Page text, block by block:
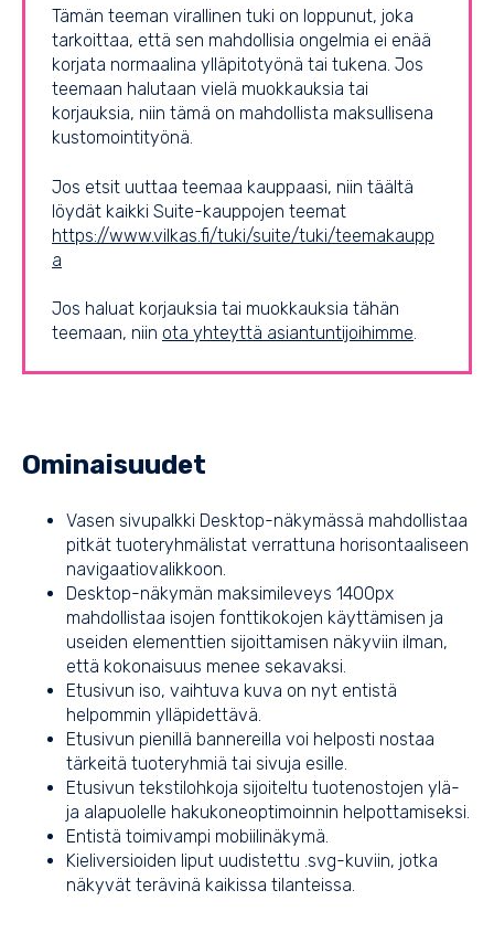
Tämän teeman virallinen tuki on loppunut, joka
tarkoittaa, että sen mahdollisia ongelmia ei enää
korjata normaalina ylläpitotyönä tai tukena. Jos
teemaan halutaan vielä muokkauksia tai
korjauksia, niin tämä on mahdollista maksullisena
kustomointityönä.
Jos etsit uuttaa teemaa kauppaasi, niin täältä
löydät kaikki Suite-kauppojen teemat
https://www.vilkas.fi/tuki/suite/tuki/teemakaupp
a
Jos haluat korjauksia tai muokkauksia tähän
teemaan, niin ota yhteyttä asiantuntijoihimme.
Ominaisuudet
Vasen sivupalkki Desktop-näkymässä mahdollistaa
pitkät tuoteryhmälistat verrattuna horisontaaliseen
navigaatiovalikkoon.
Desktop-näkymän maksimileveys 1400px
mahdollistaa isojen fonttikokojen käyttämisen ja
useiden elementtien sijoittamisen näkyviin ilman,
että kokonaisuus menee sekavaksi.
Etusivun iso, vaihtuva kuva on nyt entistä
helpommin ylläpidettävä.
Etusivun pienillä bannereilla voi helposti nostaa
tärkeitä tuoteryhmiä tai sivuja esille.
Etusivun tekstilohkoja sijoiteltu tuotenostojen ylä-
ja alapuolelle hakukoneoptimoinnin helpottamiseksi.
Entistä toimivampi mobiilinäkymä.
Kieliversioiden liput uudistettu .svg-kuviin, jotka
näkyvät terävinä kaikissa tilanteissa.